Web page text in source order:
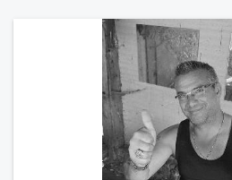
d'informations. A bientôt